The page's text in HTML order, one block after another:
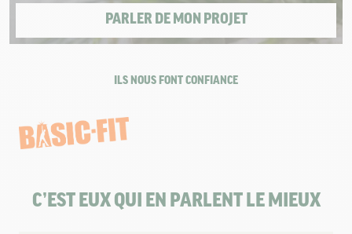
PARLER DE MON PROJET
ILS NOUS FONT CONFIANCE
C’EST EUX QUI EN PARLENT LE MIEUX